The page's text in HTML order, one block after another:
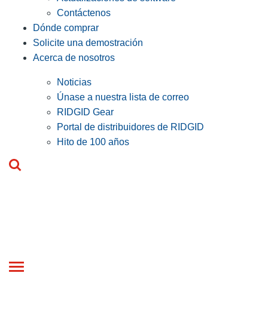
Contáctenos
Dónde comprar
Solicite una demostración
Acerca de nosotros
Noticias
Únase a nuestra lista de correo
RIDGID Gear
Portal de distribuidores de RIDGID
Hito de 100 años
Toggle